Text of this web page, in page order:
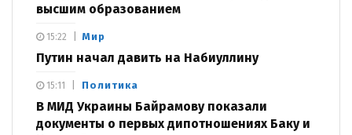
высшим образованием
Мир
Путин начал давить на Набиуллину
15:22
Политика
В МИД Украины Байрамову показали
документы о первых дипотношениях Баку и
15:11